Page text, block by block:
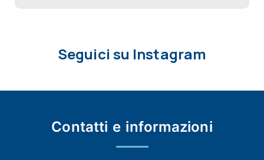
Seguici su Instagram
Contatti e informazioni